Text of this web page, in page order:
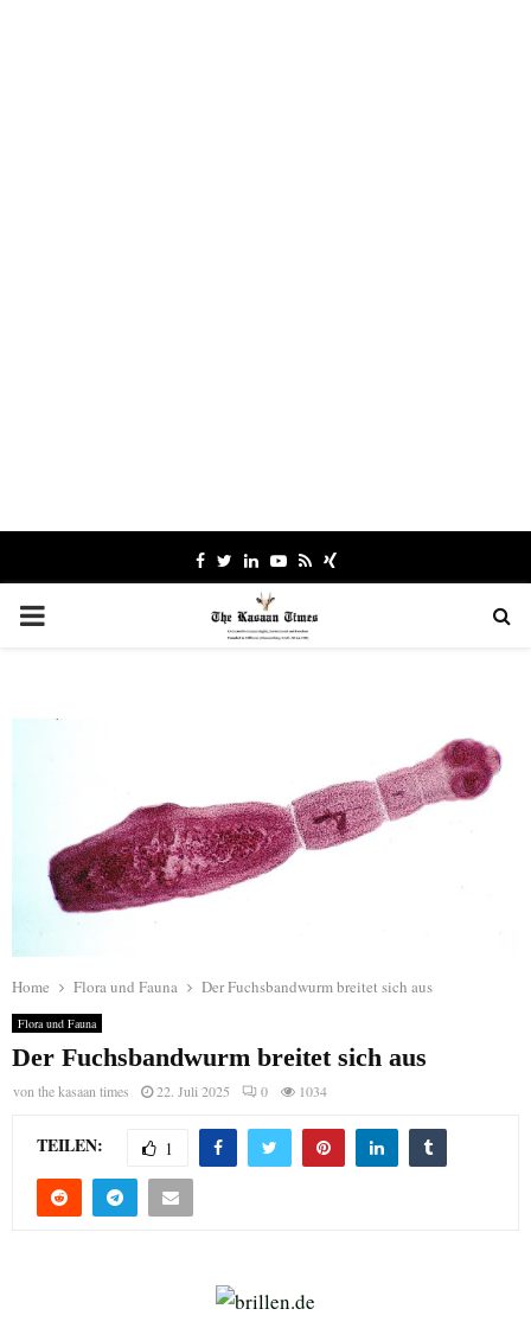
Facebook
TwitterLinkedinYoutube
RssXing
PRIMARY
Home Flora und Fauna Der Fuchsbandwurm breitet sich aus
Flora und Fauna
Der Fuchsbandwurm breitet sich aus
von the kasaan times 22. Juli 2025 0 1034
TEILEN: 1